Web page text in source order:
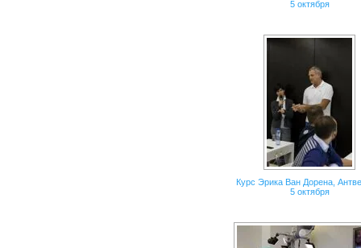
5 октября
Курс Эрика Ван Дорена,
5 октября